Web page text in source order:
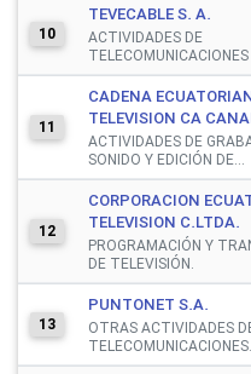
10
TEVECABLE S. A.
ACTIVIDADES DE
11
CADENA
TELEVISION CA
ACTIVIDADES DE
SONIDO Y EDICIÓN DE...
12
CORPORACION
TELEVISION C.LTDA.
PROGRAMACIÓN Y
DE TELEVISIÓN.
13
PUNTONET S.A.
OTRAS ACTIVIDADES
TELECOMUNICACIONES.